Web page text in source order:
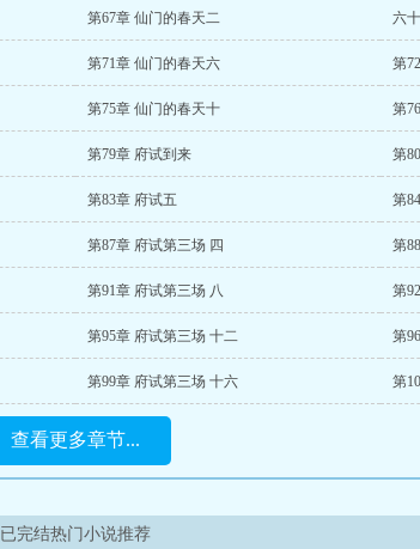
第67章 仙门的春天二 六
第71章 仙门的春天六 第
第75章 仙门的春天十 第
第79章 府试到来 第
第83章 府试五 第
第87章 府试第三场 四 第
第91章 府试第三场 八 第
第95章 府试第三场 十二 第
第99章 府试第三场 十六 第
查看更多章节...
已完结热门小说推荐